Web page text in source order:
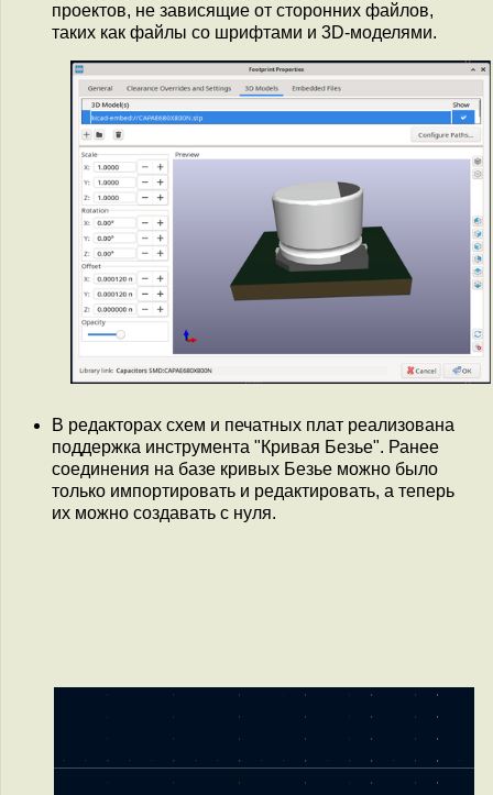
проектов, не зависящие от сторонних файлов,
таких как файлы со шрифтами и 3D-моделями.
В редакторах схем и печатных плат реализована
поддержка инструмента "Кривая Безье". Ранее
соединения на базе кривых Безье можно было
только импортировать и редактировать, а теперь
их можно создавать с нуля.